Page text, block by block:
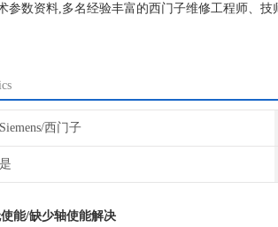
参数资料,多名经验丰富的西门子维修工程师、
Siemens/西门子
是
能/缺少轴使能解决